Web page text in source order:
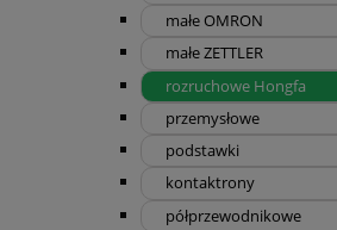
małe OMRON
małe ZETTLER
rozruchowe Hongfa
przemysłowe
podstawki
kontaktrony
półprzewodnikowe